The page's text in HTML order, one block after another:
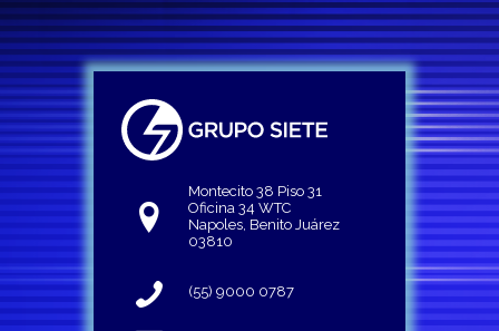
Montecito 38 Piso 31
Oficina 34 WTC
Napoles, Benito Juárez
03810
(55) 9000 0787